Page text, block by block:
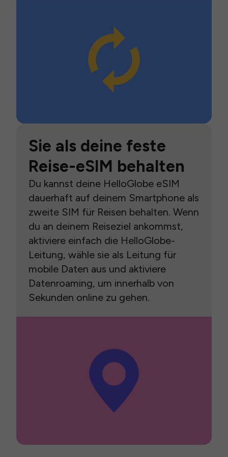
Sie als deine feste
Reise-eSIM behalten
Du kannst deine HelloGlobe eSIM
dauerhaft auf deinem Smartphone als
zweite SIM für Reisen behalten. Wenn
du an deinem Reiseziel ankommst,
aktiviere einfach die HelloGlobe-
Leitung, wähle sie als Leitung für
mobile Daten aus und aktiviere
Datenroaming, um innerhalb von
Sekunden online zu gehen.